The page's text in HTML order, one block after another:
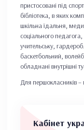
пристосовані під
бібліотека, в яких
шкільна їдальня,
соціального
учительську,
баскетбольний,
обладнані внутрішні
Для першокласників –
Кабінет